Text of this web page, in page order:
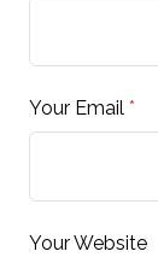
Your Email *
Your Website